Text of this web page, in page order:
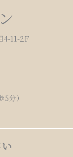
4-11-2F
）